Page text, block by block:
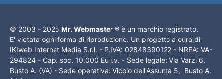
© 2003 - 2025 Mr. Webmaster ® è un marchio registrato.
E' vietata ogni forma di riproduzione. Un progetto a cura di
IKIweb Internet Media S.r.l. - P.IVA: 02848390122 - NREA: VA-
294824 - Cap. soc. 10.000 Eu i.v. - Sede legale: Via Varzi 6,
Busto A. (VA) - Sede operativa: Vicolo dell'Assunta 5, Busto A.